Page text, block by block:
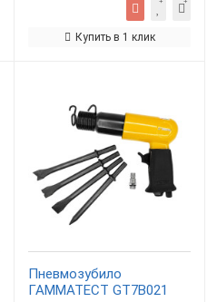
Купить в 1 клик
Пневмозубило
ГАММАТЕСТ GT7B021